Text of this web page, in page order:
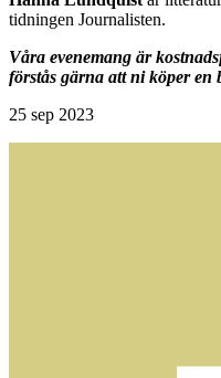
tidningen Journalisten.
Våra evenemang är
förstås gärna att ni köper en
25 sep 2023